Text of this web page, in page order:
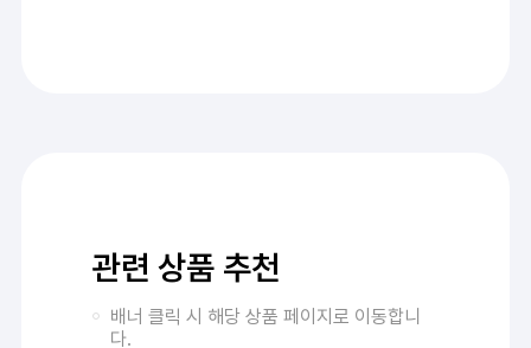
관련 상품 추천
배너 클릭 시 해당 상품 페이지로 이동합니
다.